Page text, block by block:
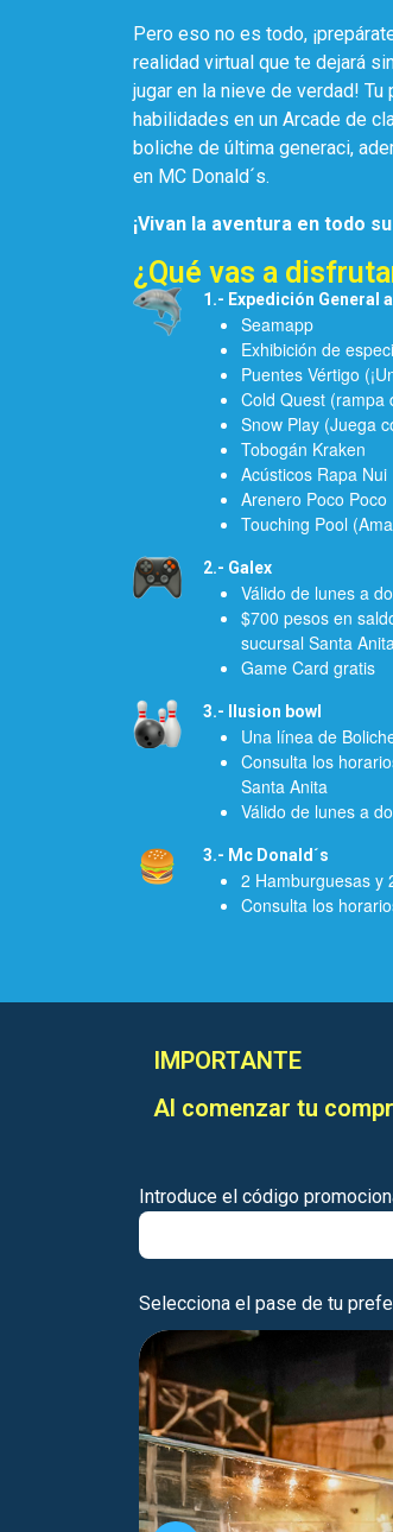
Pero eso no es todo,
realidad virtual que te dejará
jugar en la nieve de verdad!
habilidades en un Arcade de
boliche de última generaci,
en MC Donald´s.
¡Vivan la aventura en todo
¿Qué vas a
1.- Expedición General
Seamapp
Exhibición de
Puentes Vértigo
Cold Quest (rampa
Snow Play (Juega
Tobogán Kraken
Acústicos Rapa Nui
Arenero Poco Poco
Touching Pool
2.- Galex
Válido de lunes a
$700 pesos en
sucursal Santa
Game Card gratis
3.- Ilusion bowl
Una línea de
Consulta los
Santa Anita
Válido de lunes a
3.- Mc Donald´s
2 Hamburguesas y
Consulta los
IMPORTANTE
Al comenzar tu
Introduce el código
Selecciona el pase de tu